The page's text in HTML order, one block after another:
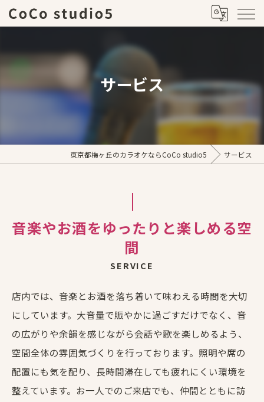
サービス
東京都梅ヶ丘のカラオケならCoCo studio5 サービス
音楽やお酒をゆったりと楽しめる空
間
SERVICE
店内では、音楽とお酒を落ち着いて味わえる時間を大切
にしています。大音量で賑やかに過ごすだけでなく、音
の広がりや余韻を感じながら会話や歌を楽しめるよう、
空間全体の雰囲気づくりを行っております。照明や席の
配置にも気を配り、長時間滞在しても疲れにくい環境を
整えています。お一人でのご来店でも、仲間とともに訪